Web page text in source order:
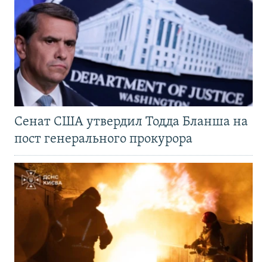
Сенат США утвердил Тодда Бланша на
пост генерального прокурора